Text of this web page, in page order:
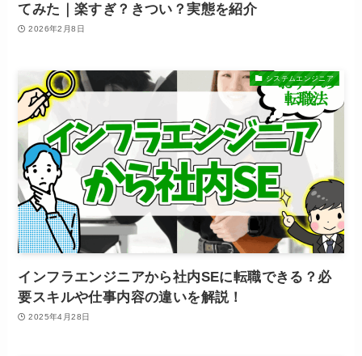
てみた｜楽すぎ？きつい？実態を紹介
2026年2月8日
システムエンジニア
インフラエンジニアから社内SEに転職できる？必
要スキルや仕事内容の違いを解説！
2025年4月28日